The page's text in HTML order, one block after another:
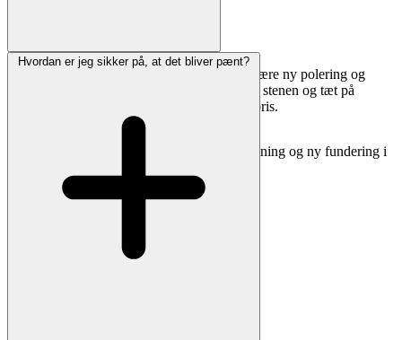
Ja. Vi kan rense, rette op, udbedre skader, skære ny polering og
eftermale/forgylde skrift. Send gerne fotos af stenen og tæt på
inskriptionen, så vurderer vi muligheder og pris.
Hvis stenen står skævt, tilbyder vi også opretning og ny fundering i
Hvordan er jeg sikker på, at det bliver pænt?